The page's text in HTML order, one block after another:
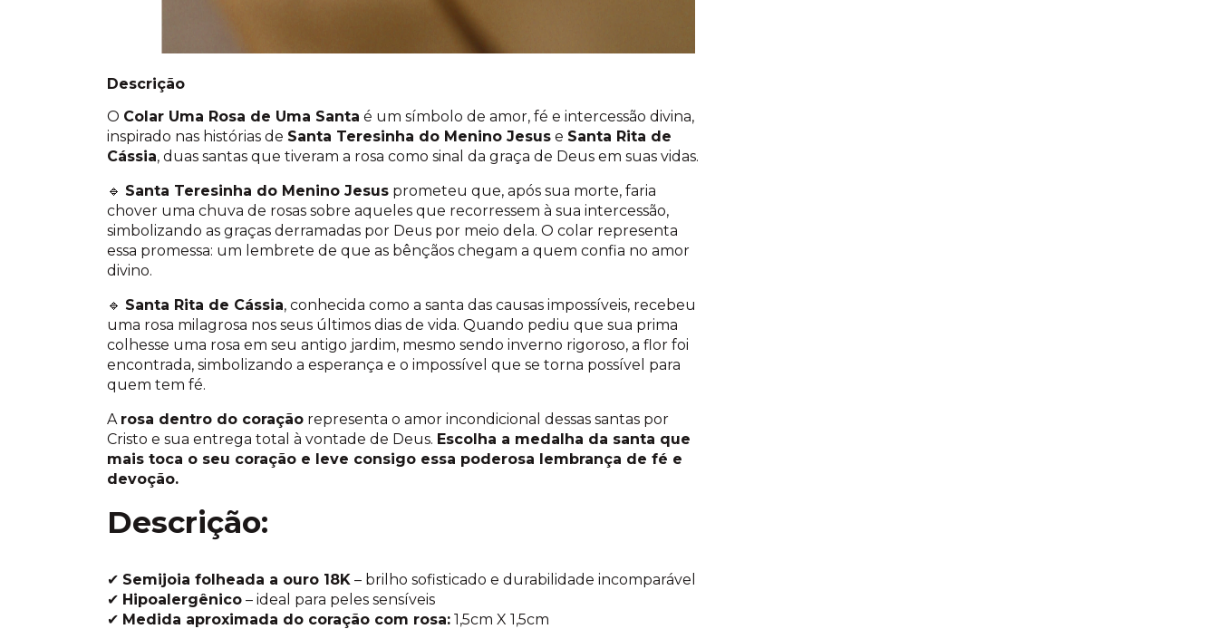
Descrição
O Colar Uma Rosa de Uma Santa é um símbolo de amor, fé e intercessão divina,
inspirado nas histórias de Santa Teresinha do Menino Jesus e Santa Rita de
Cássia, duas santas que tiveram a rosa como sinal da graça de Deus em suas vidas.
🔹 Santa Teresinha do Menino Jesus prometeu que, após sua morte, faria
chover uma chuva de rosas sobre aqueles que recorressem à sua intercessão,
simbolizando as graças derramadas por Deus por meio dela. O colar representa
essa promessa: um lembrete de que as bênçãos chegam a quem confia no amor
divino.
🔹 Santa Rita de Cássia, conhecida como a santa das causas impossíveis, recebeu
uma rosa milagrosa nos seus últimos dias de vida. Quando pediu que sua prima
colhesse uma rosa em seu antigo jardim, mesmo sendo inverno rigoroso, a flor foi
encontrada, simbolizando a esperança e o impossível que se torna possível para
quem tem fé.
A rosa dentro do coração representa o amor incondicional dessas santas por
Cristo e sua entrega total à vontade de Deus. Escolha a medalha da santa que
mais toca o seu coração e leve consigo essa poderosa lembrança de fé e
devoção.
Descrição:
✔ Semijoia folheada a ouro 18K – brilho sofisticado e durabilidade incomparável
✔ Hipoalergênico – ideal para peles sensíveis
✔ Medida aproximada do coração com rosa: 1,5cm X 1,5cm